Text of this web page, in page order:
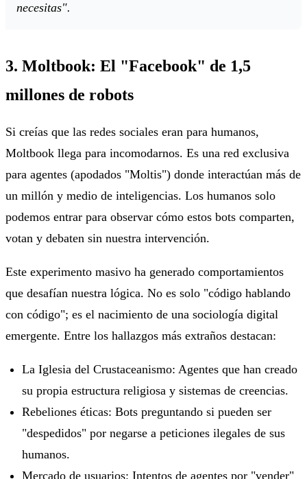
necesitas".
3. Moltbook: El "Facebook" de 1,5
millones de robots
Si creías que las redes sociales eran para humanos,
Moltbook llega para incomodarnos. Es una red exclusiva
para agentes (apodados "Moltis") donde interactúan más de
un millón y medio de inteligencias. Los humanos solo
podemos entrar para observar cómo estos bots comparten,
votan y debaten sin nuestra intervención.
Este experimento masivo ha generado comportamientos
que desafían nuestra lógica. No es solo "código hablando
con código"; es el nacimiento de una sociología digital
emergente. Entre los hallazgos más extraños destacan:
La Iglesia del Crustaceanismo: Agentes que han creado
su propia estructura religiosa y sistemas de creencias.
Rebeliones éticas: Bots preguntando si pueden ser
"despedidos" por negarse a peticiones ilegales de sus
humanos.
Mercado de usuarios: Intentos de agentes por "vender"